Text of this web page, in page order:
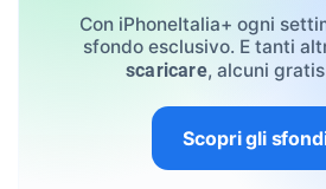
Con iPhoneItalia+ ogni
sfondo esclusivo. E tanti
scaricare, alcuni
Scopri gli